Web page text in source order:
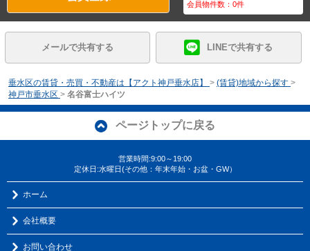
会員物件数：0件
メールで共有する LINEで共有する
垂水区の賃貸・売買・不動産は【アクト神戸垂水店】 > (賃貸)地域から探す >
神戸市垂水区 > 名谷富士ハイツ
ページトップに戻る
営業時間:9:00～19:00
定休日:水曜日(その他：年末年始・お盆・GW）
ホーム
会社概要
お問い合わせ